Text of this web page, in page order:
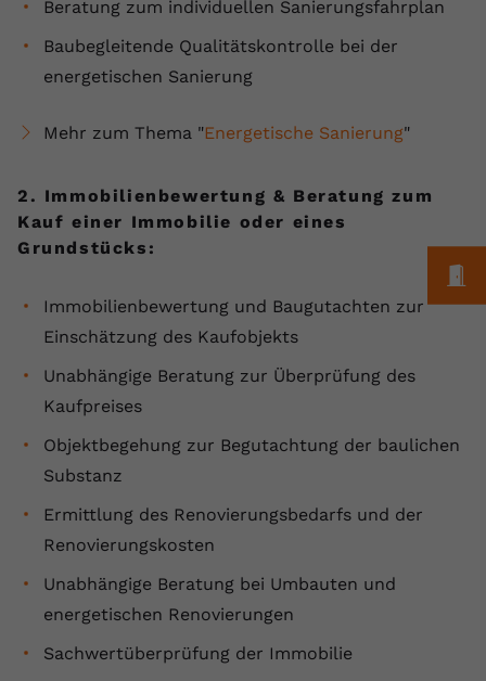
Beratung zum individuellen Sanierungsfahrplan
Baubegleitende Qualitätskontrolle bei der
energetischen Sanierung
Mehr zum Thema "Energetische Sanierung"
2. Immobilienbewertung & Beratung zum
Kauf einer Immobilie oder eines
Grundstücks:
Immobilienbewertung und Baugutachten zur
Einschätzung des Kaufobjekts
Unabhängige Beratung zur Überprüfung des
Kaufpreises
Objektbegehung zur Begutachtung der baulichen
Substanz
Ermittlung des Renovierungsbedarfs und der
Renovierungskosten
Unabhängige Beratung bei Umbauten und
energetischen Renovierungen
Sachwertüberprüfung der Immobilie